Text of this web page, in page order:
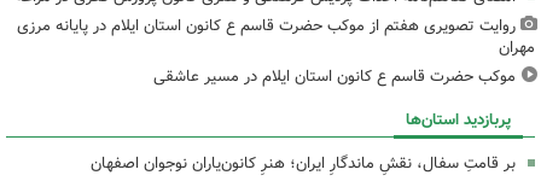
روایت تصویری هفتم از موکب حضرت قاسم ع کانون استان ایلام در پایانه مرزی
مهران
موکب حضرت قاسم ع کانون استان ایلام در مسیر عاشقی
پربازدید استان‌ها
بر قامتِ سفال، نقشِ ماندگارِ ایران؛ هنرِ کانون‌یاران نوجوان اصفهان